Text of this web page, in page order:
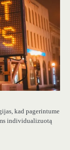
kad pagerintume
individualizuotą